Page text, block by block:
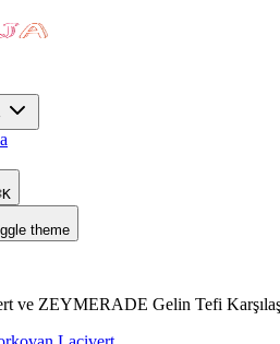
K
theme
ve ZEYMERADE Gelin Tefi